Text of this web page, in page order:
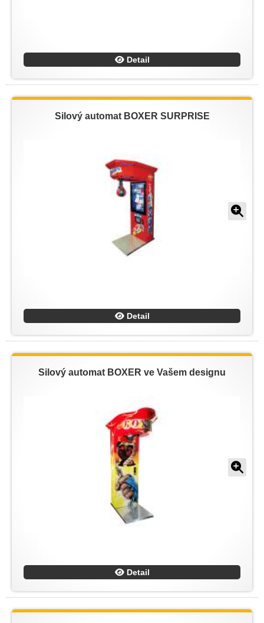
Detail
Silový automat BOXER SURPRISE
Detail
Silový automat BOXER ve Vašem designu
Detail